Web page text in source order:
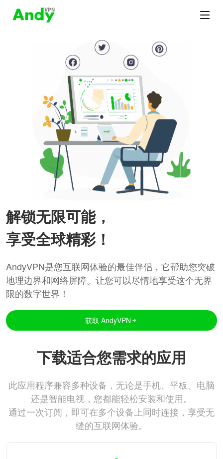
解锁无限可能，
享受全球精彩！
AndyVPN是您互联网体验的最佳伴侣，它帮助您突破
地理边界和网络屏障。让您可以尽情地享受这个无界
限的数字世界！
获取 AndyVPN
下载适合您需求的应用
此应用程序兼容多种设备，无论是手机、平板、电脑
还是智能电视，您都能轻松安装和使用。
通过一次订阅，即可在多个设备上同时连接，享受无
缝的互联网体验。